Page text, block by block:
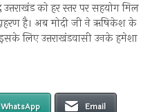
को हर स्तर पर सहयोग मिल
है। अब मोदी जी ने ऋषिकेश के
लिए उत्तराखंडवासी उनके हमेशा
WhatsApp Email